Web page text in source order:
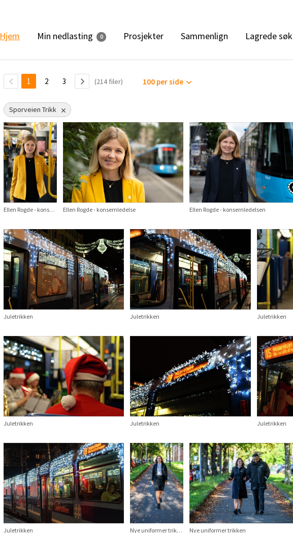
Hjem Min nedlasting 0 Prosjekter Sammenlign Lagrede søk
1 2 3 (214 filer) 100 per side
Sporveien Trikk
Ellen Rogde - konsernledelse Ellen Rogde - konsernledelse Ellen Rogde - konsernledelsen
Juletrikken Juletrikken Juletrikken
Juletrikken Juletrikken Juletrikken
Juletrikken Nye uniformer trikken Nye uniformer trikken